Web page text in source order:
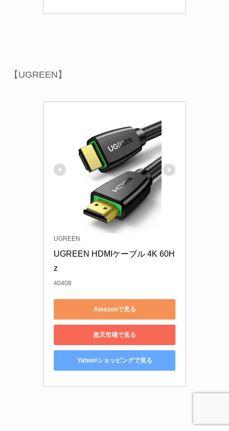
【UGREEN】
UGREEN
UGREEN HDMIケーブル 4K 60H
z
40408
Amazonで見る
楽天市場で見る
Yahoo!ショッピングで見る